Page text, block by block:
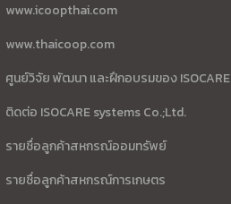
www.icoopthai.com
www.thaicoop.com
ศูนย์วิจัย พัฒนา และฝึกอบรมของ ISOCARE
ติดต่อ ISOCARE systems Co.;Ltd.
รายชื่อลูกค้าสหกรณ์ออมทรัพย์
รายชื่อลูกค้าสหกรณ์การเกษตร